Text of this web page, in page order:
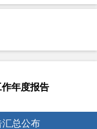
年度报告
汇总公布